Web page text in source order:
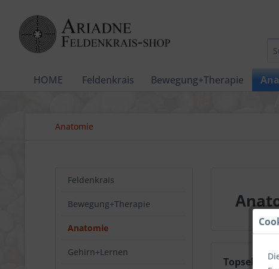
HOME Feldenkrais Bewegung+Therapie
Anatomie
Feldenkrais
Bewegung+Therapie
Anatomie
Gehirn+Lernen
Topseller